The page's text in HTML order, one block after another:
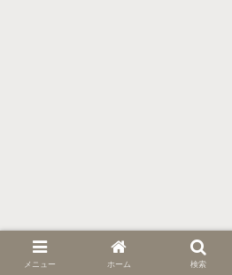
メニュー ホーム 検索